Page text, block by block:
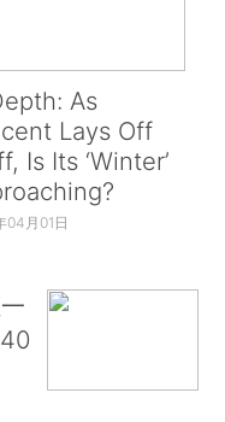
As
Lays Off
Is Its ‘Winter’
04月01日